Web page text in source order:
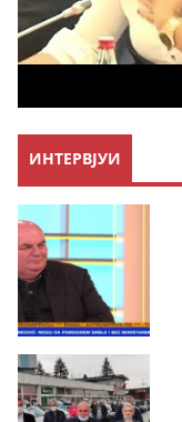
ИНТЕРВЈУИ